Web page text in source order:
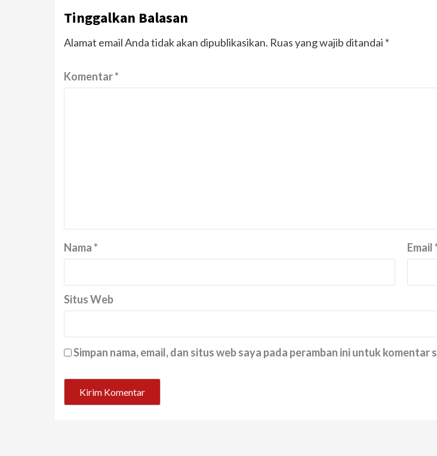
Tinggalkan Balasan
Alamat email Anda tidak akan dipublikasikan. Ruas yang wajib ditandai *
Komentar*
Nama* Email
Situs Web
Simpan nama, email, dan situs web saya pada peramban ini untuk komentar